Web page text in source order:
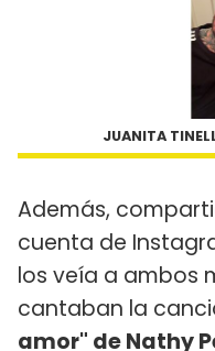
JUANITA
Además,
cuenta de
los veía a ambos
cantaban la
amor" de Nathy